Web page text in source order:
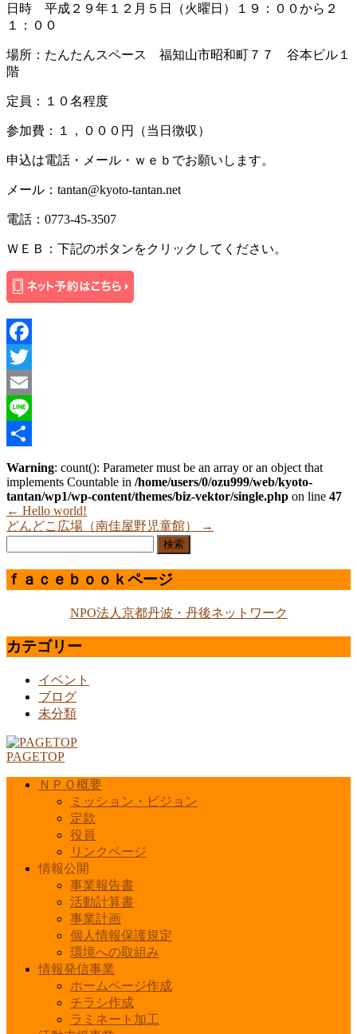
日時 平成２９年１２月５日（火曜日）１９：００から２
１：００
場所：たんたんスペース 福知山市昭和町７７ 谷本ビル１
階
定員：１０名程度
参加費：１，０００円（当日徴収）
申込は電話・メール・ｗｅｂでお願いします。
メール：tantan@kyoto-tantan.net
電話：0773-45-3507
ＷＥＢ：下記のボタンをクリックしてください。
Facebook
Twitter
Email
Line
有
Warning: count(): Parameter must be an array or an object that
implements Countable in /home/users/0/ozu999/web/kyoto-
tantan/wp1/wp-content/themes/biz-vektor/single.php on line 47
← Hello world!
どんどこ広場（南佳屋野児童館）
→
ｆａｃｅｂｏｏｋページ
NPO法人京都丹波・丹後ネットワーク
カテゴリー
イベント
ブログ
未分類
PAGETOP
ＮＰＯ概要
ミッション・ビジョン
定款
役員
リンクページ
情報公開
事業報告書
活動計算書
事業計画
個人情報保護規定
環境への取組み
情報発信事業
ホームページ作成
チラシ作成
ラミネート加工